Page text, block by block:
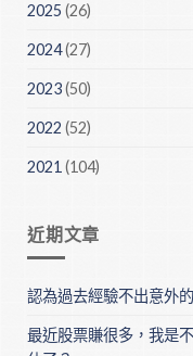
2025 (26)
2024(27)
2023(50)
2022 (52)
2021(104)
近期文章
認為過去經驗不出意外
最近股票賺很多，我是